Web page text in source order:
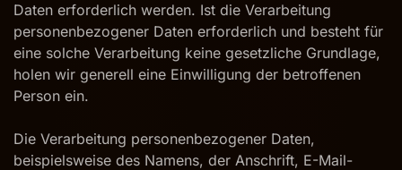
Daten erforderlich werden. Ist die Verarbeitung
personenbezogener Daten erforderlich und besteht für
eine solche Verarbeitung keine gesetzliche Grundlage,
holen wir generell eine Einwilligung der betroffenen
Person ein.
Die Verarbeitung personenbezogener Daten,
beispielsweise des Namens, der Anschrift, E-Mail-